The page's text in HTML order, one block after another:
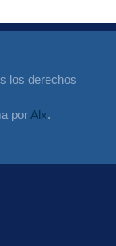
los derechos
porAlx.